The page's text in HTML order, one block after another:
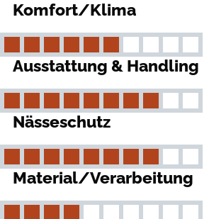
Komfort/Klima
Ausstattung & Handling
Nässeschutz
Material/Verarbeitung